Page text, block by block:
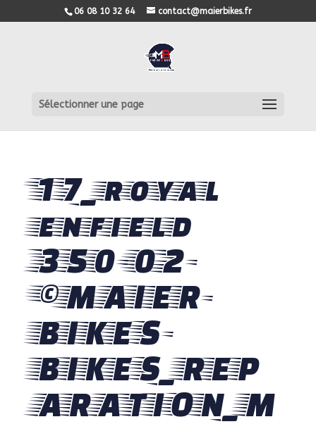
06 08 10 32 64 contact@maierbikes.fr
Sélectionner une page
17_royal
enfield
350-02-
©MAIER-
BIKES-
BIKES_REP
ARATION_M